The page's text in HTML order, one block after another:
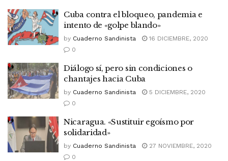
Cuba contra el bloqueo, pandemia e
intento de «golpe blando»
by Cuaderno Sandinista
16 DICIEMBRE, 2020
0
Diálogo sí, pero sin condiciones o
chantajes hacia Cuba
by Cuaderno Sandinista
5 DICIEMBRE, 2020
0
Nicaragua. «Sustituir egoísmo por
solidaridad»
by Cuaderno Sandinista
27 NOVIEMBRE, 2020
0